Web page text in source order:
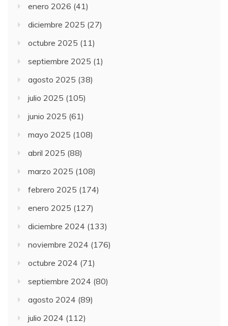
enero 2026 (41)
diciembre 2025 (27)
octubre 2025 (11)
septiembre 2025 (1)
agosto 2025 (38)
julio 2025 (105)
junio 2025 (61)
mayo 2025 (108)
abril 2025 (88)
marzo 2025 (108)
febrero 2025 (174)
enero 2025 (127)
diciembre 2024 (133)
noviembre 2024 (176)
octubre 2024 (71)
septiembre 2024 (80)
agosto 2024 (89)
julio 2024 (112)